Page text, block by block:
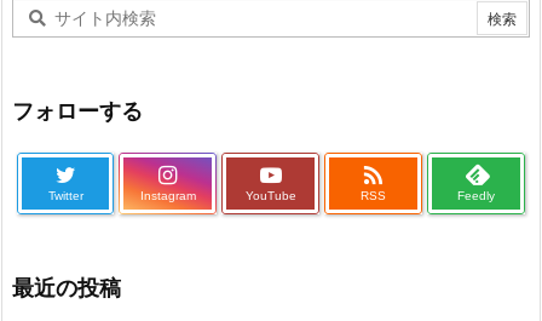
フォローする
Twitter Instagram YouTube

RSS Feedly
最近の投稿